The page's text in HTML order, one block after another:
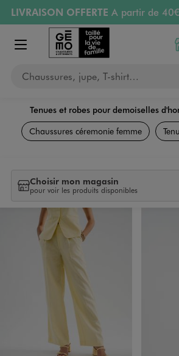
Aller au contenu principal
Aller à la navigation
LIVRAISON OFFERTE A partir de 40€
RETRAIT ET LIVRAISON OFFERTE
PAYEZ EN 3x SANS FRAIS
Retours OFFERTS
pendant 30 jours
Afficher le menu
Chaussures, jupe, T-shirt…
Tenues et robes pour demoiselles
Chaussures céremonie femme
Choisir mon magasin
pour voir les produits disponibles